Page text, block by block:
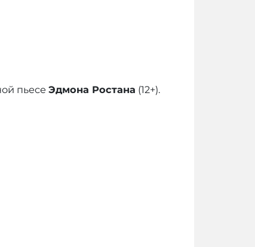
пьесе Эдмона Ростана (12+).